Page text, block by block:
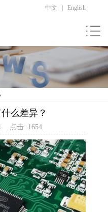
中文 English
么差异？
点击: 1654